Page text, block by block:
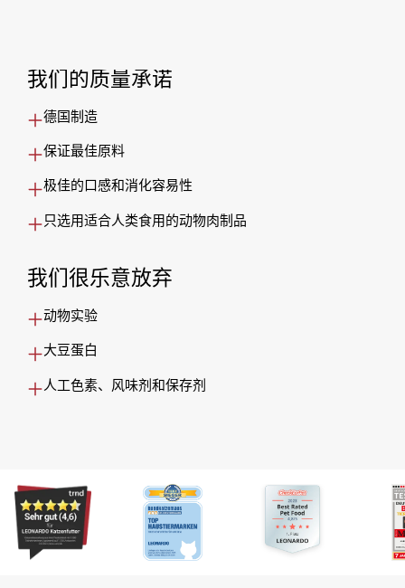
我们的质量承诺
德国制造
保证最佳原料
极佳的口感和消化容易性
只选用适合人类食用的动物肉制品
我们很乐意放弃
动物实验
大豆蛋白
人工色素、风味剂和保存剂